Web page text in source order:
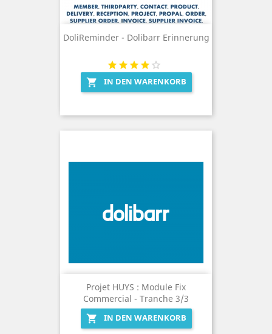
DoliReminder - Dolibarr Erinnerung
 IN DEN WARENKORB
Projet HUYS : Module Fix
Commercial - Tranche 3/3

IN DEN WARENKORB